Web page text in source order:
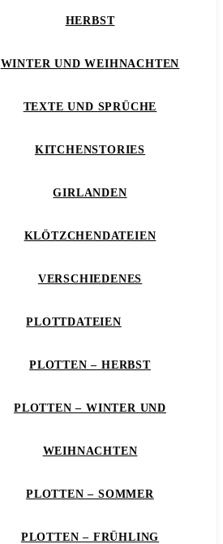
HERBST
WINTER UND WEIHNACHTEN
TEXTE UND SPRÜCHE
KITCHENSTORIES
GIRLANDEN
KLÖTZCHENDATEIEN
VERSCHIEDENES
PLOTTDATEIEN
PLOTTEN – HERBST
PLOTTEN – WINTER UND
WEIHNACHTEN
PLOTTEN – SOMMER
PLOTTEN – FRÜHLING